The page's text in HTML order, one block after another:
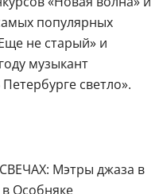
популярных
не старый» и
музыкант
светло».
Мэтры джаза в
Особняке